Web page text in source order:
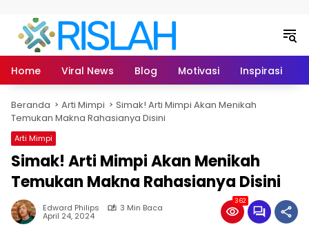
Home Viral News Blog Motivasi Inspirasi
Beranda Arti Mimpi
Simak! Arti Mimpi Akan Menikah
Temukan Makna Rahasianya Disini
Arti Mimpi
Simak! Arti Mimpi Akan Menikah
Temukan Makna Rahasianya Disini
Edward Philips 3 Min Baca
April 24, 2024
362